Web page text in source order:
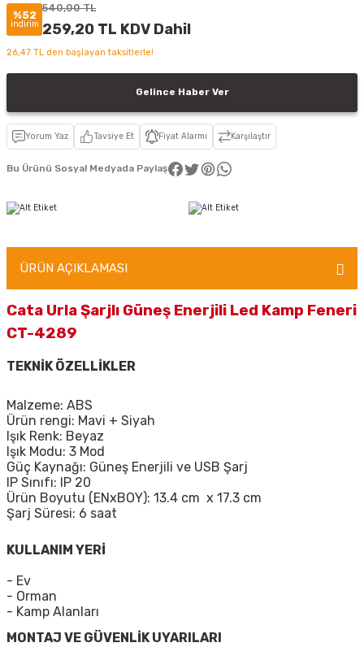
%52
indirim
540,00 TL
259,20 TL KDV Dahil
26,47 TL den başlayan taksitlerle!
Gelince Haber Ver
Yorum Yaz Tavsiye Et Fiyat Alarmı Karşılaştır
Bu Ürünü Sosyal Medyada Paylaş
ÜRÜN AÇIKLAMASI
Cata Urla Şarjlı Güneş Enerjili Led Kamp Feneri
CT-4289
TEKNİK ÖZELLİKLER
Malzeme: ABS
Ürün rengi: Mavi + Siyah
Işık Renk: Beyaz
Işık Modu: 3 Mod
Güç Kaynağı: Güneş Enerjili ve USB Şarj
IP Sınıfı: IP 20
Ürün Boyutu (ENxBOY): 13.4 cm x 17.3 cm
Şarj Süresi: 6 saat
KULLANIM YERİ
- Ev
- Orman
- Kamp Alanları
MONTAJ VE GÜVENLİK UYARILARI